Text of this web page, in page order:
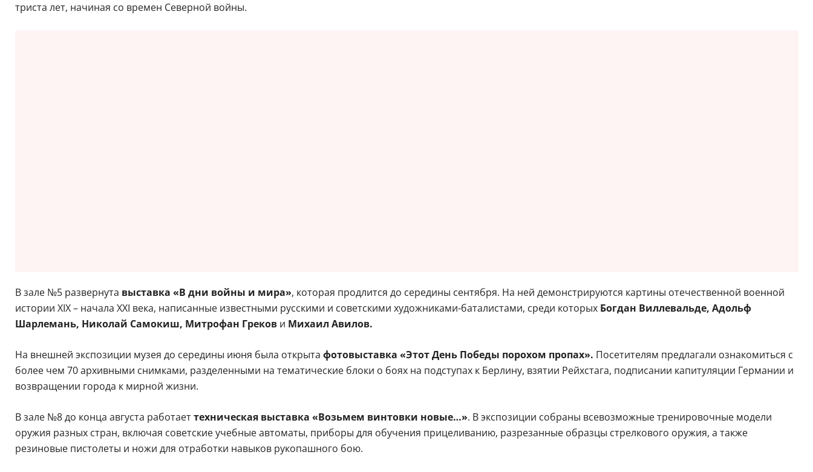
триста лет, начиная со времен Северной войны.
В зале №5 развернута выставка «В дни войны и мира», которая продлится до середины сентября. На ней демонстрируются картины отечественной военной
истории XIX – начала XXI века, написанные известными русскими и советскими художниками-баталистами, среди которых Богдан Виллевальде, Адольф
Шарлемань, Николай Самокиш, Митрофан Греков и Михаил Авилов.
На внешней экспозиции музея до середины июня была открыта фотовыставка «Этот День Победы порохом пропах». Посетителям предлагали ознакомиться с
более чем 70 архивными снимками, разделенными на тематические блоки о боях на подступах к Берлину, взятии Рейхстага, подписании капитуляции Германии и
возвращении города к мирной жизни.
В зале №8 до конца августа работаеттехническая выставка «Возьмем винтовки новые…». В экспозиции собраны всевозможные тренировочные модели
оружия разных стран, включая советские учебные автоматы, приборы для обучения прицеливанию, разрезанные образцы стрелкового оружия, а также
резиновые пистолеты и ножи для отработки навыков рукопашного бою.